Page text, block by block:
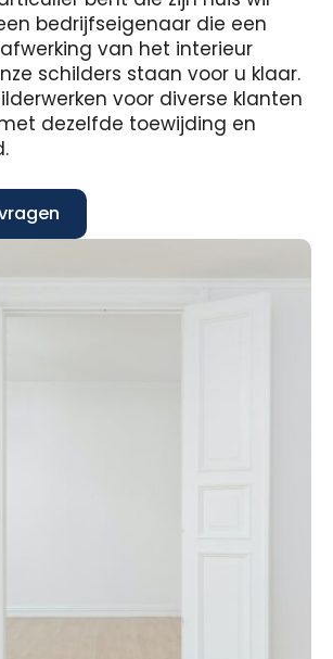
bedrijfseigenaar die een
van het interieur
schilders staan voor u klaar.
voor diverse klanten
dezelfde toewijding en